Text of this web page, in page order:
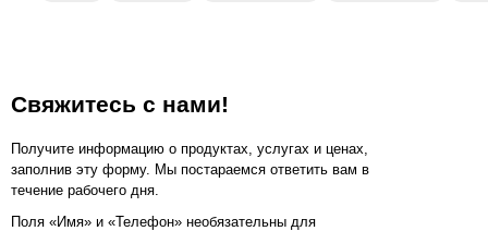
Свяжитесь с нами!
Получите информацию о продуктах, услугах и ценах,
заполнив эту форму. Мы постараемся ответить вам в
течение рабочего дня.
Поля «Имя» и «Телефон» необязательны для